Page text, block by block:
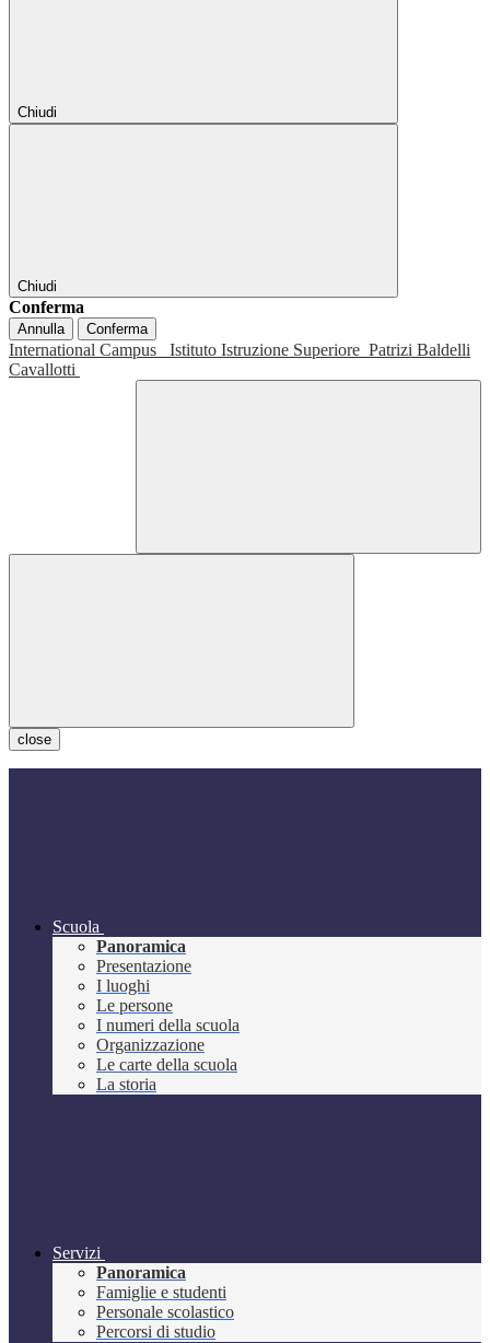
Chiudi
Chiudi
Conferma
Annulla Conferma
International Campus Istituto Istruzione Superiore Patrizi Baldelli
Cavallotti
close
Scuola
Panoramica
Presentazione
I luoghi
Le persone
I numeri della scuola
Organizzazione
Le carte della scuola
La storia
Servizi
Panoramica
Famiglie e studenti
Personale scolastico
Percorsi di studio